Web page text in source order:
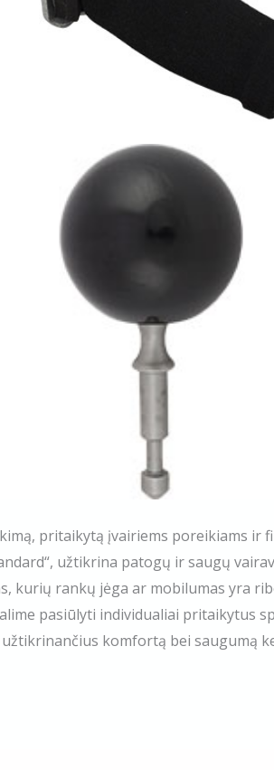
pritaikytą įvairiems poreikiams ir
užtikrina patogų ir saugų
kurių rankų jėga ar mobilumas yra
pasiūlyti individualiai pritaikytus
užtikrinančius komfortą bei saugumą